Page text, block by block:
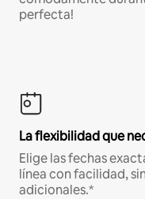
perfecta!
La flexibilidad que
Elige las fechas
línea con facilidad,
adicionales.*